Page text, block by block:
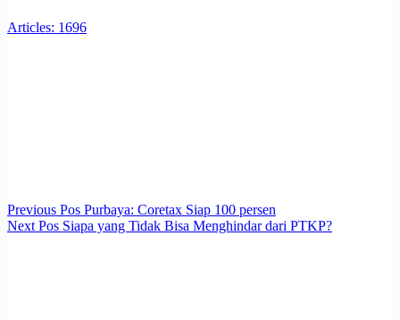
Articles: 1696
Previous Pos Purbaya: Coretax Siap 100 persen
Next Pos Siapa yang Tidak Bisa Menghindar dari PTKP?